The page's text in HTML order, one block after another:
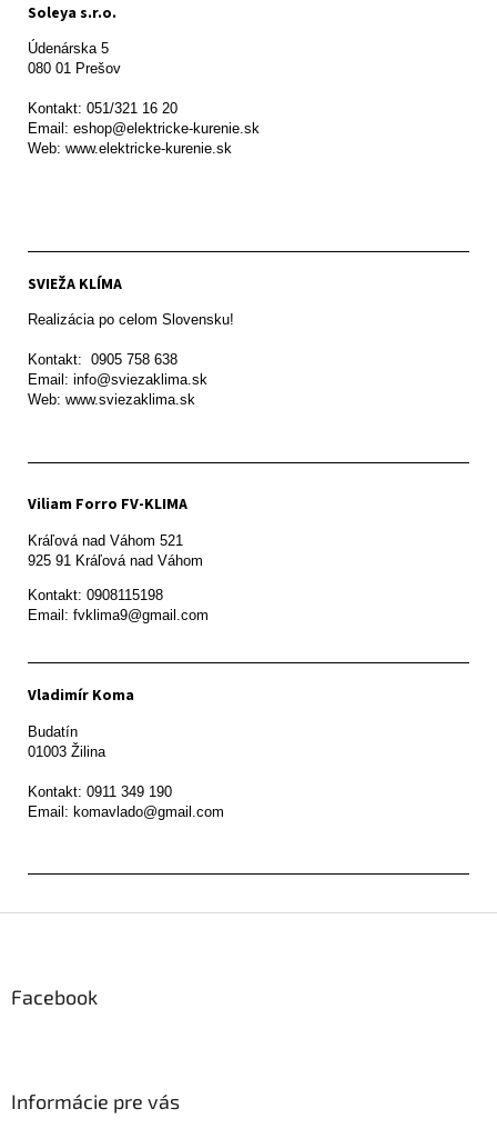
Soleya s.r.o.
Údenárska 5
080 01 Prešov
Kontakt: 051/321 16 20
Email: eshop@elektricke-kurenie.sk
Web: www.elektricke-kurenie.sk
SVIEŽA KLÍMA
Realizácia po celom Slovensku!
Kontakt:  0905 758 638
Email: info@sviezaklima.sk
Web: www.sviezaklima.sk
Viliam Forro FV-KLIMA
Kráľová nad Váhom 521
Kontakt: 0908115198
Email: fvklima9@gmail.com
Vladimír Koma
Budatín
01003 Žilina
Kontakt: 0911 349 190
Facebook
Informácie pre vás